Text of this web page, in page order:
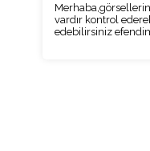
vardır kontrol
edebilirsiniz